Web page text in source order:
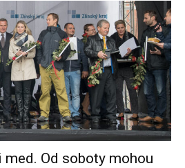
Od soboty mohou